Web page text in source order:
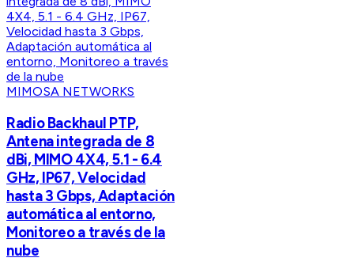
MIMOSA NETWORKS
Radio Backhaul PTP,
Antena integrada de 8
dBi, MIMO 4X4, 5.1 - 6.4
GHz, IP67, Velocidad
hasta 3 Gbps, Adaptación
automática al entorno,
Monitoreo a través de la
nube